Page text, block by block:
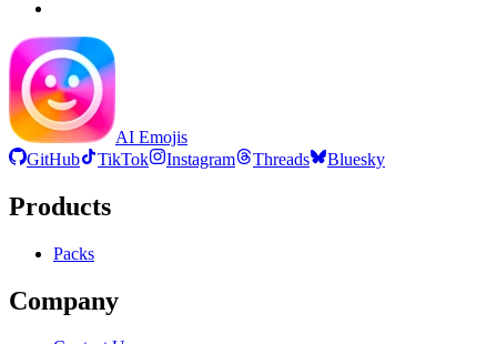
AI Emojis
GitHub
TikTok Instagram Threads Bluesky
Products
Packs
Company